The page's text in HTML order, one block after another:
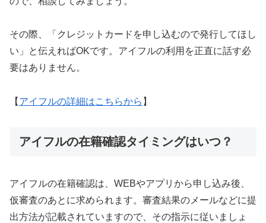
その際、「クレジットカードを申し込むので発行してほし
い」と伝えればOKです。アイフルの利用を正直に話す必
要はありません。
【 アイフルの詳細はこちらから 】
アイフルの在籍確認タイミングはいつ？
アイフルの在籍確認は、WEBやアプリから申し込み後、
仮審査のあとに求められます。審査結果のメールなどに提
出方法が記載されていますので、その指示に従いましょ